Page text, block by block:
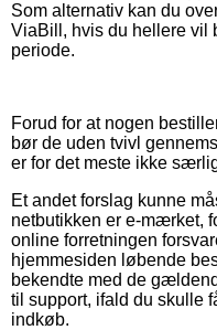
Som alternativ kan du
ViaBill, hvis du hellere vil
periode.
Forud for at nogen
bør de uden tvivl
er for det meste ikke
Et andet forslag kunne
netbutikken er e-mærket,
online forretningen
hjemmesiden løbende
bekendte med de
til support, ifald du skulle
indkøb.